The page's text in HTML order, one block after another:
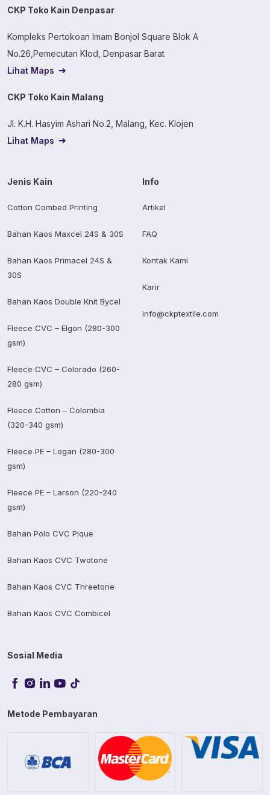
CKP Toko Kain Denpasar
Kompleks Pertokoan Imam Bonjol Square Blok A
No.26,Pemecutan Klod, Denpasar Barat
Lihat Maps
CKP Toko Kain Malang
Jl. K.H. Hasyim Ashari No.2, Malang, Kec. Klojen
Lihat Maps
Jenis Kain
Cotton Combed Printing
Bahan Kaos Maxcel 24S & 30S
Bahan Kaos Primacel 24S &
30S
Bahan Kaos Double Knit Bycel
Fleece CVC – Elgon (280-300
gsm)
Fleece CVC – Colorado (260-
280 gsm)
Fleece Cotton – Colombia
(320-340 gsm)
Fleece PE – Logan (280-300
gsm)
Fleece PE – Larson (220-240
gsm)
Bahan Polo CVC Pique
Bahan Kaos CVC Twotone
Bahan Kaos CVC Threetone
Bahan Kaos CVC Combicel
Info
Artikel
FAQ
Kontak Kami
Karir
info@ckptextile.com
Sosial Media
Metode Pembayaran